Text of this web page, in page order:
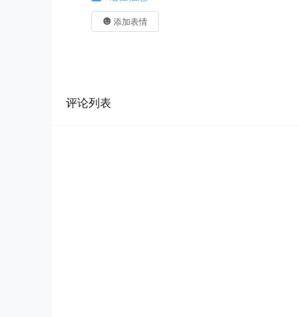
添加表情
评论列表